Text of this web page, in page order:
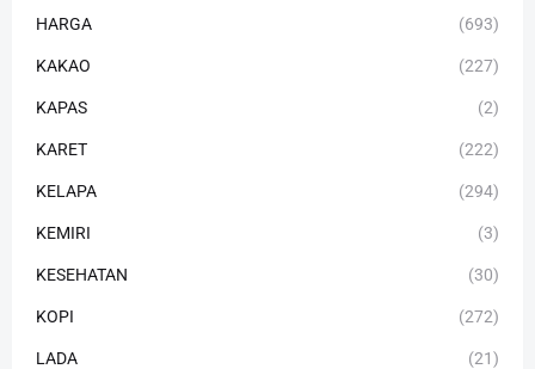
HARGA (693)
KAKAO (227)
KAPAS (2)
KARET (222)
KELAPA (294)
KEMIRI (3)
KESEHATAN (30)
KOPI (272)
LADA (21)